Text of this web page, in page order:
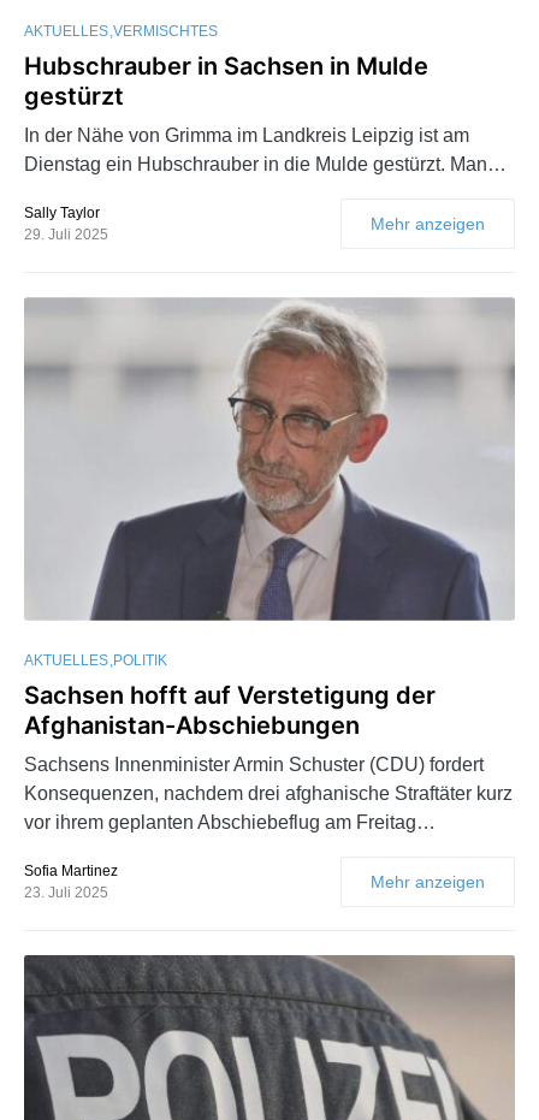
AKTUELLES VERMISCHTES
Hubschrauber in Sachsen in Mulde
gestürzt
In der Nähe von Grimma im Landkreis Leipzig ist am
Dienstag ein Hubschrauber in die Mulde gestürzt. Man…
Sally Taylor
29. Juli 2025
Mehr anzeigen
AKTUELLES POLITIK
Sachsen hofft auf Verstetigung der
Afghanistan-Abschiebungen
Sachsens Innenminister Armin Schuster (CDU) fordert
Konsequenzen, nachdem drei afghanische Straftäter kurz
vor ihrem geplanten Abschiebeflug am Freitag…
Sofia Martinez
23. Juli 2025
Mehr anzeigen